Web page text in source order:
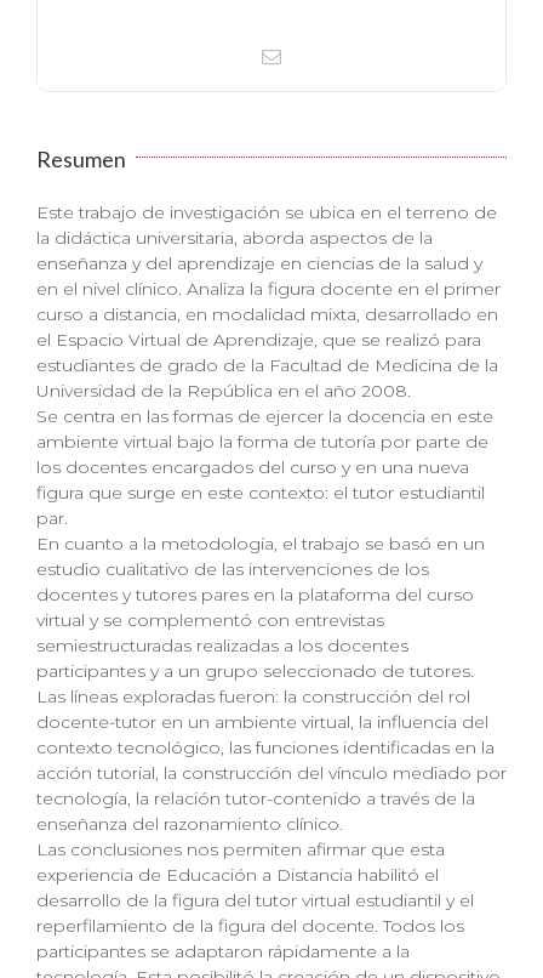
Resumen
Este trabajo de investigación se ubica en el terreno de
la didáctica universitaria, aborda aspectos de la
enseñanza y del aprendizaje en ciencias de la salud y
en el nivel clínico. Analiza la figura docente en el primer
curso a distancia, en modalidad mixta, desarrollado en
el Espacio Virtual de Aprendizaje, que se realizó para
estudiantes de grado de la Facultad de Medicina de la
Universidad de la República en el año 2008.
Se centra en las formas de ejercer la docencia en este
ambiente virtual bajo la forma de tutoría por parte de
los docentes encargados del curso y en una nueva
figura que surge en este contexto: el tutor estudiantil
par.
En cuanto a la metodología, el trabajo se basó en un
estudio cualitativo de las intervenciones de los
docentes y tutores pares en la plataforma del curso
virtual y se complementó con entrevistas
semiestructuradas realizadas a los docentes
participantes y a un grupo seleccionado de tutores.
Las líneas exploradas fueron: la construcción del rol
docente-tutor en un ambiente virtual, la influencia del
contexto tecnológico, las funciones identificadas en la
acción tutorial, la construcción del vínculo mediado por
tecnología, la relación tutor-contenido a través de la
enseñanza del razonamiento clínico.
Las conclusiones nos permiten afirmar que esta
experiencia de Educación a Distancia habilitó el
desarrollo de la figura del tutor virtual estudiantil y el
reperfilamiento de la figura del docente. Todos los
participantes se adaptaron rápidamente a la